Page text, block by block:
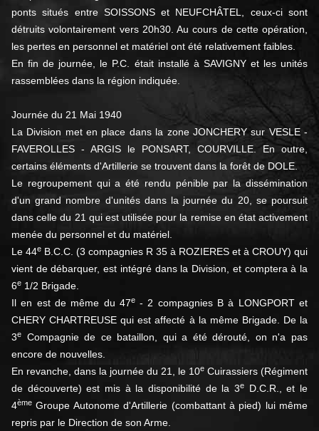
ponts situés entre SOISSONS et NEUFCHÂTEL, ceux-ci sont
détruits volontairement vers 20h30. Au cours de cette opération,
les pertes en personnel et matériel ont été relativement faibles.
En fin de journée, le P.C. était installé à SAVIGNY et les unités
rassemblées dans la région indiquée.
Journée du 21 Mai 1940
La Division met en place dans la zone JONCHERY sur VESLE -
FAVEROLLES - ARGIS le PONSART, COURVILLE. En outre,
certains éléments d'Artillerie se trouvent dans la forêt de DOLE.
Le regroupement qui a été rendu pénible par la dissémination
d'un grand nombre d'unités dans la journée du 20, se poursuit
dans celle du 21 qui est utilisée pour la remise en état activement
menée du personnel et du matériel.
Le 44e B.C.C. (3 compagnies R 35 à ROZIERES et à CROUY) qui
vient de débarquer, est intégré dans la Division, et comptera à la
6e 1/2 Brigade.
Il en est de même du 47e- 2 compagnies B à LONGPORT et
CHERY CHARTREUSE qui est affecté à la même Brigade. De la
3e
Compagnie de ce bataillon, qui a été dérouté, on n'a pas
encore de nouvelles.
En revanche, dans la journée du 21, le 10e Cuirassiers (Régiment
de découverte) est mis à la disponibilité de la 3e
D.C.R., et le
4ème Groupe Autonome d'Artillerie (combattant à pied) lui même
repris par le Direction de son Arme.